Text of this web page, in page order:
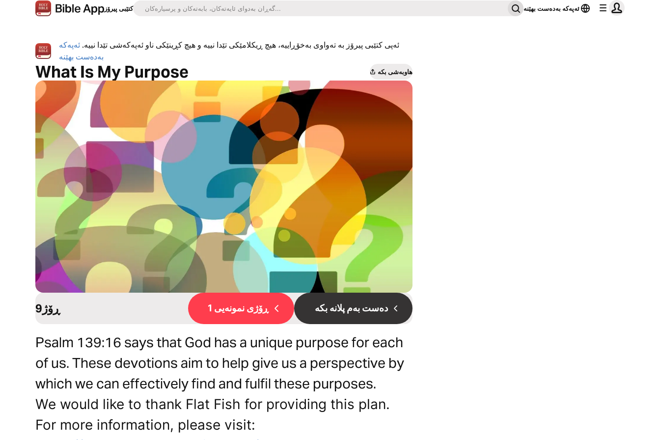
کتێبی پیرۆز ئەپەکە بەدەست بهێنە
ئەپی کتێبی پیرۆز بە تەواوی بەخۆڕاییە، هیچ ڕیکلامێکی تێدا نییە و هیچ کڕینێکی ناو ئەپەکەشی تێدا نییە. ئەپەکە
بەدەست بهێنە
What Is My Purpose هاوبەشی بکە
9ڕۆژ ڕۆژی نمونەیی 1 دەست بەم پلانە بکە
Psalm 139:16 says that God has a unique purpose for each
of us. These devotions aim to help give us a perspective by
which we can effectively find and fulfil these purposes.
We would like to thank Flat Fish for providing this plan.
For more information, please visit: